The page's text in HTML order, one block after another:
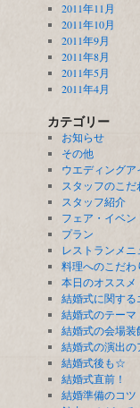
2011年11月
2011年10月
2011年9月
2011年8月
2011年5月
2011年4月
カテゴリー
お知らせ
その他
ウエディングア
スタッフのこだ
スタッフ紹介
フェア・イベン
プラン
レストランメニ
料理へのこだわ
本日のオススメ
結婚式に関する
結婚式のテーマ
結婚式の会場装
結婚式の演出の
結婚式後も☆
結婚式直前！
結婚準備のコツ